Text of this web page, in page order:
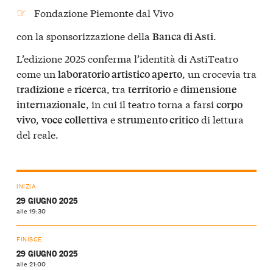
Fondazione Piemonte dal Vivo
con la sponsorizzazione della Banca di Asti
L’edizione 2025 conferma l’identità di AstiTeatro
come un laboratorio artistico aperto, un crocevia tra
tradizione ericerca, tra territorioedimensione
internazionale, in cui il teatro torna a farsi corpo
vivo, voce collettivaestrumento criticodi lettura
del reale.
INIZIA
29 GIUGNO 2025
alle 19:30
FINISCE
29 GIUGNO 2025
alle 21:00